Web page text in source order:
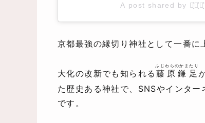
A post shared by む͓̽つ͓̽
京都最強の縁切り神社として一番に
大化の改新でも知られる 藤原鎌足
ふじわらのかまたり
た歴史ある神社で、SNSやインタ
です。